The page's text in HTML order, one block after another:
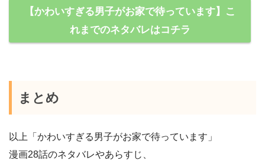
【かわいすぎる男子がお家で待っています】こ
れまでのネタバレはコチラ
まとめ
以上「かわいすぎる男子がお家で待っています」
漫画28話のネタバレやあらすじ、